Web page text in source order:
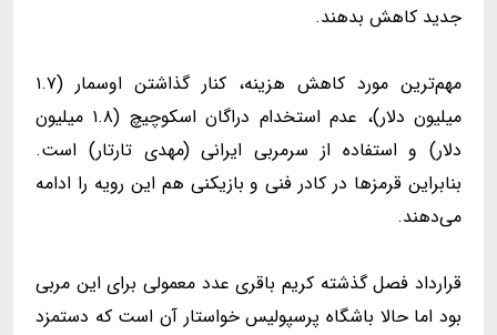
جدید کاهش بدهند.
مهم‌ترین مورد کاهش هزینه، کنار گذاشتن اوسمار (۱.۷
میلیون دلار)، عدم استخدام دراگان اسکوچیچ (۱.۸ میلیون
دلار) و استفاده از سرمربی ایرانی (مهدی تارتار) است.
بنابراین قرمزها در کادر فنی و بازیکنی هم این رویه را ادامه
می‌دهند.
قرارداد فصل گذشته کریم باقری عدد معمولی برای این مربی
بود اما حالا باشگاه پرسپولیس خواستار آن است که دستمزد